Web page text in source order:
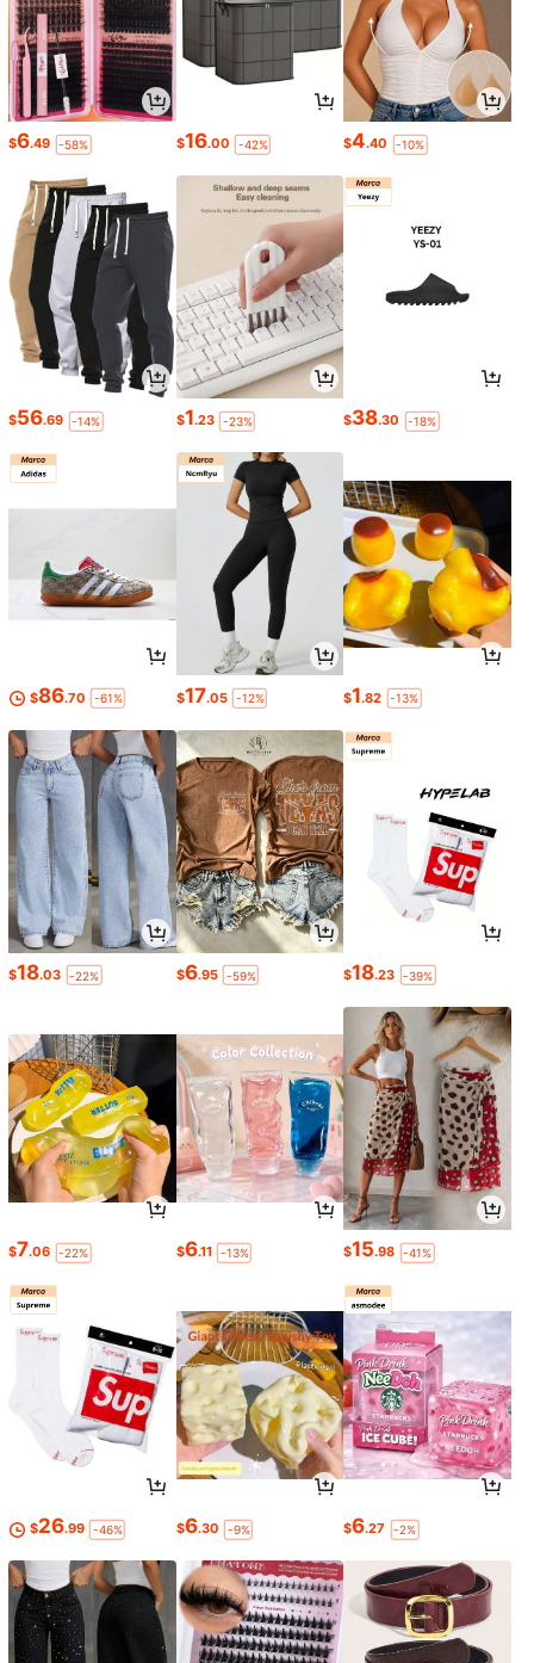
$6.49 -58% $16.00 -42% $4.40 -10%
$56.69 -14% $1.23 -23% $38.30 -18%
$86.70 -61% $17.05 -12% $1.82 -13%
$18.03 -22% $6.95 -59% $18.23 -39%
$7.06 -22% $6.11 -13% $15.98 -41%
$26.99 -46% $6.30 -9% $6.27 -2%